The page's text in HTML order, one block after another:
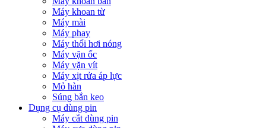
Máy khoan từ
Máy mài
Máy phay
Máy thổi hơi nóng
Máy vặn ốc
Máy vặn vít
Máy xịt rửa áp lực
Mỏ hàn
Súng bắn keo
Dụng cụ dùng pin
Máy cắt dùng pin